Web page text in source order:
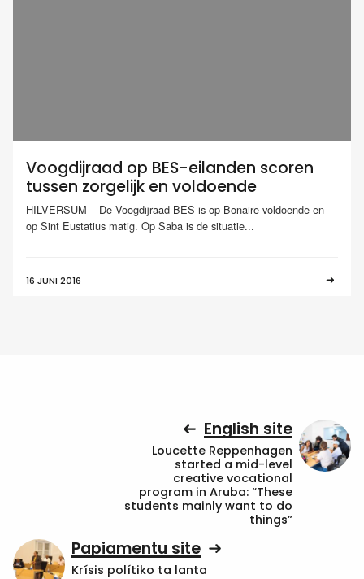
Voogdijraad op BES-eilanden scoren
tussen zorgelijk en voldoende
HILVERSUM – De Voogdijraad BES is op Bonaire voldoende en
op Sint Eustatius matig. Op Saba is de situatie...
16 JUNI 2016
English site
Loucette Reppenhagen
started a mid-level
creative vocational
program in Aruba: “These
students mainly want to do
things”
Papiamentu site
Krísis polítiko ta lanta